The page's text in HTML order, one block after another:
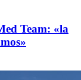
Team: «la